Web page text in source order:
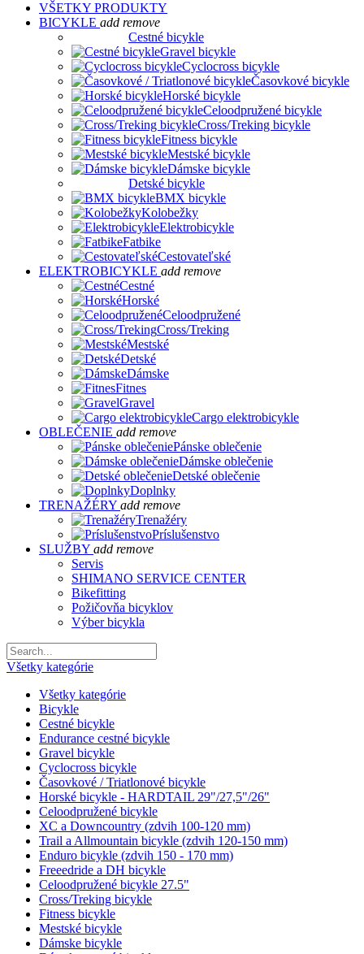
VŠETKY PRODUKTY
BICYKLE add remove
Cestné bicykle
Gravel bicykle
Cyclocross bicykle
Časovkové bicykle
Horské bicykle
Celoodpružené bicykle
Cross/Treking bicykle
Fitness bicykle
Mestské bicykle
Dámske bicykle
Detské bicykle
BMX bicykle
Kolobežky
Elektrobicykle
Fatbike
Cestovateľské
ELEKTROBICYKLE add remove
Cestné
Horské
Celoodpružené
Cross/Treking
Mestské
Detské
Dámske
Fitnes
Gravel
Cargo elektrobicykle
OBLEČENIE add remove
Pánske oblečenie
Dámske oblečenie
Detské oblečenie
Doplnky
TRENAŽÉRY add remove
Trenažéry
Príslušenstvo
SLUŽBY add remove
Servis
SHIMANO SERVICE CENTER
Bikefitting
Požičovňa bicyklov
Výber bicykla
Všetky kategórie
Všetky kategórie
Bicykle
Cestné bicykle
Endurance cestné bicykle
Gravel bicykle
Cyclocross bicykle
Časovkové / Triatlonové bicykle
Horské bicykle - HARDTAIL 29"/27,5"/26"
Celoodpružené bicykle
XC a Downcountry (zdvih 100-120 mm)
Trail a Allmountain bicykle (zdvih 120-150 mm)
Enduro bicykle (zdvih 150 - 170 mm)
Freeedride a DH bicykle
Celoodpružené bicykle 27.5"
Cross/Treking bicykle
Fitness bicykle
Mestské bicykle
Dámske bicykle